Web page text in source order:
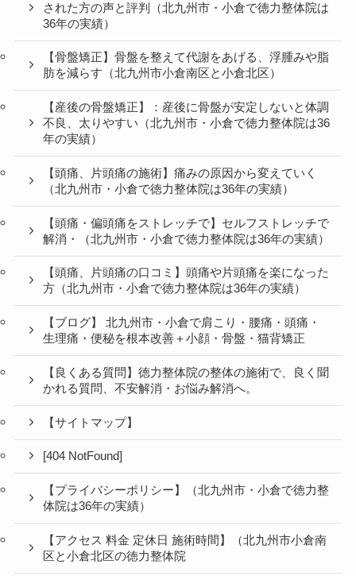
された方の声と評判（北九州市・小倉で徳力整体院は
36年の実績）
【骨盤矯正】骨盤を整えて代謝をあげる、浮腫みや脂
肪を減らす（北九州市小倉南区と小倉北区）
【産後の骨盤矯正】：産後に骨盤が安定しないと体調
不良、太りやすい（北九州市・小倉で徳力整体院は36
年の実績）
【頭痛、片頭痛の施術】痛みの原因から変えていく
（北九州市・小倉で徳力整体院は36年の実績）
【頭痛・偏頭痛をストレッチで】セルフストレッチで
解消・（北九州市・小倉で徳力整体院は36年の実績）
【頭痛、片頭痛の口コミ】頭痛や片頭痛を楽になった
方（北九州市・小倉で徳力整体院は36年の実績）
【ブログ】 北九州市・小倉で肩こり・腰痛・頭痛・
生理痛・便秘を根本改善＋小顔・骨盤・猫背矯正
【良くある質問】徳力整体院の整体の施術で、良く聞
かれる質問、不安解消・お悩み解消へ。
【サイトマップ】
[404 NotFound]
【プライバシーポリシー】（北九州市・小倉で徳力整
体院は36年の実績）
【アクセス 料金 定休日 施術時間】（北九州市小倉南
区と小倉北区の徳力整体院